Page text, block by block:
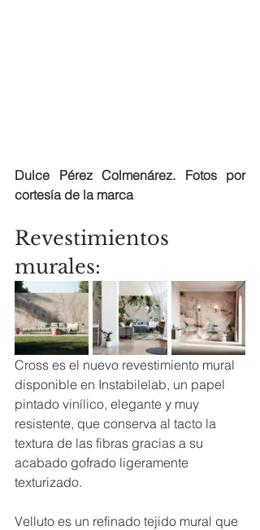
Dulce Pérez Colmenárez. Fotos por
cortesía de la marca
Revestimientos
murales:
Cross es el nuevo revestimiento mural
disponible en Instabilelab, un papel
pintado vinílico, elegante y muy
resistente, que conserva al tacto la
textura de las fibras gracias a su
acabado gofrado ligeramente
texturizado.
Velluto es un refinado tejido mural que